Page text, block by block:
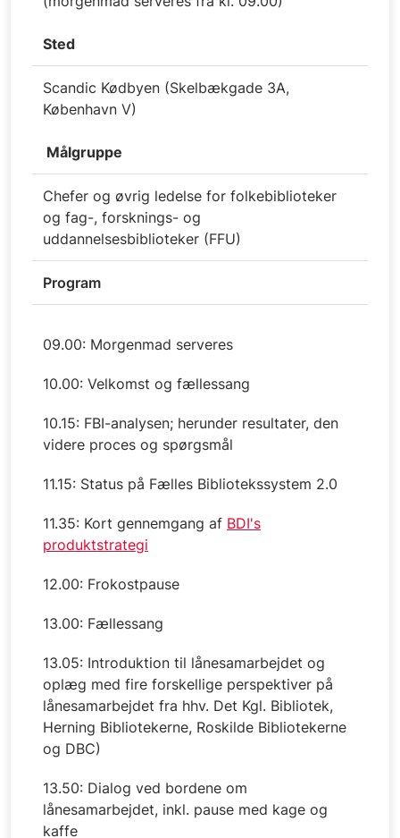
Sted
Scandic Kødbyen (Skelbækgade 3A,
København V)
Målgruppe
Chefer og øvrig ledelse for folkebiblioteker
og fag-, forsknings- og
uddannelsesbiblioteker (FFU)
Program
09.00: Morgenmad serveres
10.00: Velkomst og fællessang
10.15: FBI-analysen; herunder resultater, den
videre proces og spørgsmål
11.15: Status på Fælles Bibliotekssystem 2.0
11.35: Kort gennemgang af BDI's
produktstrategi
12.00: Frokostpause
13.00: Fællessang
13.05: Introduktion til lånesamarbejdet og
oplæg med fire forskellige perspektiver på
lånesamarbejdet fra hhv. Det Kgl. Bibliotek,
Herning Bibliotekerne, Roskilde Bibliotekerne
og DBC)
13.50: Dialog ved bordene om
lånesamarbejdet, inkl. pause med kage og
kaffe